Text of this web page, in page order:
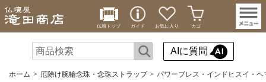
仏壇トップ ガイド お気に入り カゴ
AIに質問
ホーム 厄除け腕輪念珠・念珠ストラップ パワーブレス・インドヒスイ・ヘ